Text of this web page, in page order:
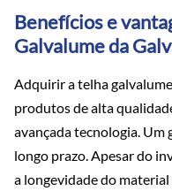
Benefícios e
Galvalume da
Adquirir a telha
produtos de alta
avançada tecnologia. Um
longo prazo. Apesar do
a longevidade do material